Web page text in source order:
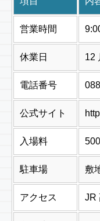
営業時間
休業日 12
電話番号
公式サイト
入場料
駐車場 敷
アクセス JR